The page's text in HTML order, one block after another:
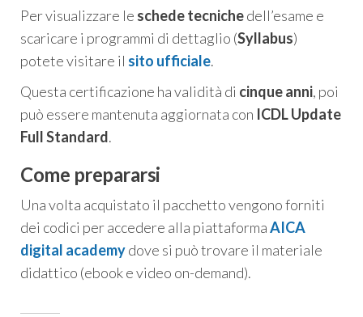
Per visualizzare le schede tecnichedell’esame e
scaricare i programmi di dettaglio (Syllabus)
potete visitare il sito ufficiale.
Questa certificazione ha validità di cinque anni, poi
può essere mantenuta aggiornata con ICDL Update
Full Standard.
Come prepararsi
Una volta acquistato il pacchetto vengono forniti
dei codici per accedere alla piattaformaAICA
digital academydove si può trovare il materiale
didattico (ebook e video on-demand).